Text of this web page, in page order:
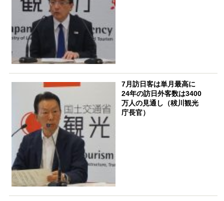
7月訪日客は単月最高に
24年の訪日外客数は3400
万人の見通し（秡川観光
庁長官）